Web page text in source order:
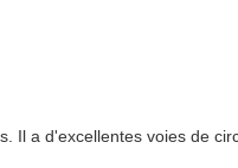
a d'excellentes voies de